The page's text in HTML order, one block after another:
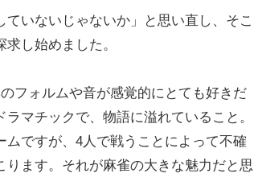
いないじゃないか」と思い直し、そこ
し始めました。
フォルムや音が感覚的にとても好きだ
マチックで、物語に溢れていること。
ですが、4人で戦うことによって不確
ます。それが麻雀の大きな魅力だと思